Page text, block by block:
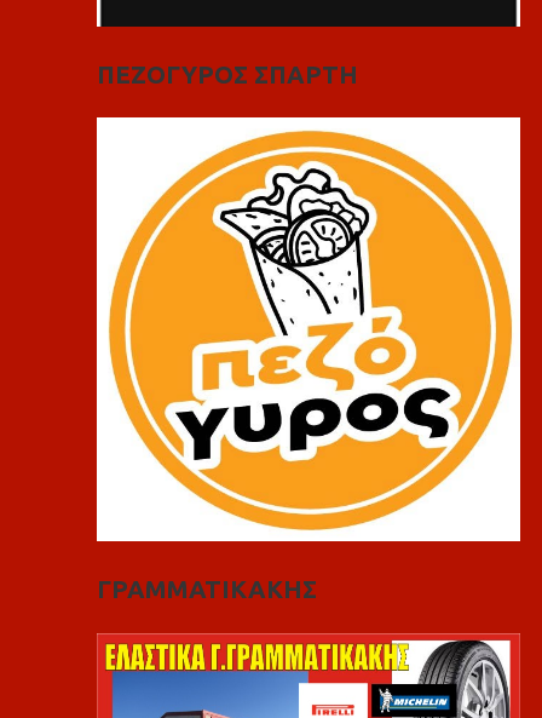
ΠΕΖΟΓΥΡΟΣ ΣΠΑΡΤΗ
ΓΡΑΜΜΑΤΙΚΑΚΗΣ